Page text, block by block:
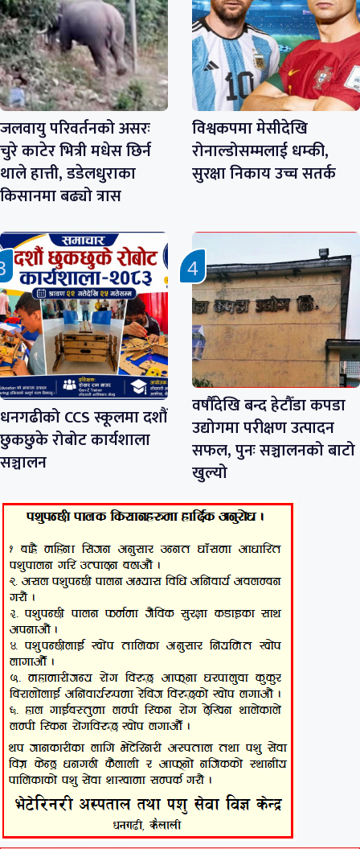
जलवायु परिवर्तनको असरः
चुरे काटेर भित्री मधेस छिर्न
थाले हात्ती, डडेलधुराका
किसानमा बढ्यो त्रास
विश्वकपमा मेसीदेखि
रोनाल्डोसम्मलाई धम्की,
सुरक्षा निकाय उच्च सतर्क
धनगढीको CCS स्कूलमा दशौं
छुकछुके रोबोट कार्यशाला
सञ्चालन
वर्षौँदेखि बन्द हेटौँडा कपडा
उद्योगमा परीक्षण उत्पादन
सफल, पुनः सञ्चालनको बाटो
खुल्यो